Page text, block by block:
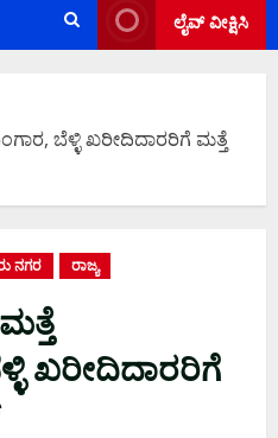
ಲೈವ್ ವೀಕ್ಷಿಸಿ
ಬೆಳ್ಳಿ ಖರೀದಿದಾರರಿಗೆ ಮತ್ತೆ
ನಗರ ರಾಜ್ಯ
ಖರೀದಿದಾರರಿಗೆ